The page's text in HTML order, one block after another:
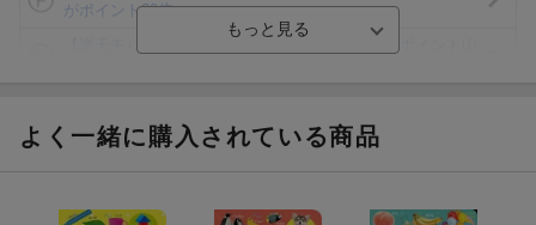
がポイント20倍
ト山分け
エントリー＆3,000円以上購入で無料データSIM（3GB/月プ
よく一緒に購入されている商品